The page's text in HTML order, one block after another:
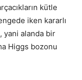
kütle
iken kararlı
yani alanda bir
Higgs bozonu